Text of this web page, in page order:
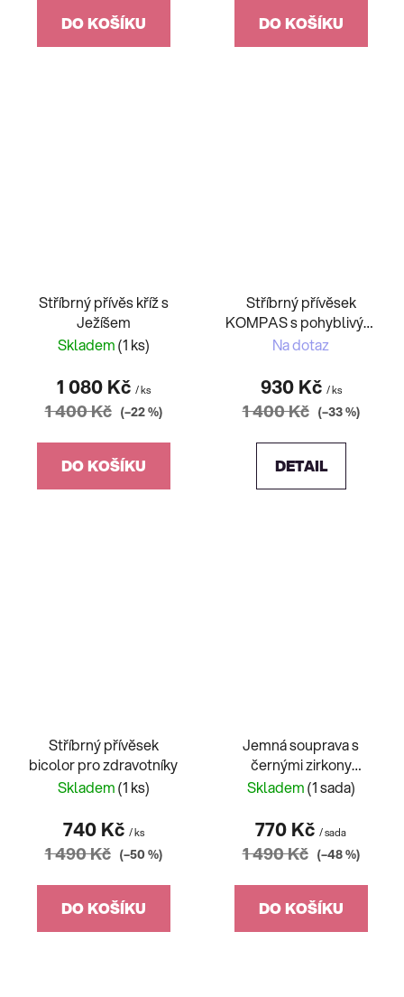
DO KOŠÍKU DO KOŠÍKU
Stříbrný přívěs kříž s
Ježíšem
Skladem(1 ks)
1 080 Kč / ks
1 400 Kč (–22 %)
DO KOŠÍKU
Stříbrný přívěsek
KOMPAS s pohyblivým
kormidlem
Na dotaz
930 Kč / ks
1 400 Kč (–33 %)
DETAIL
Stříbrný přívěsek
bicolor pro zdravotníky
Skladem(1 ks)
740 Kč / ks
1 490 Kč (–50 %)
DO KOŠÍKU
Jemná souprava s
černými zirkony
ROSEGOLD
Skladem(1 sada)
770 Kč / sada
1 490 Kč (–48 %)
DO KOŠÍKU